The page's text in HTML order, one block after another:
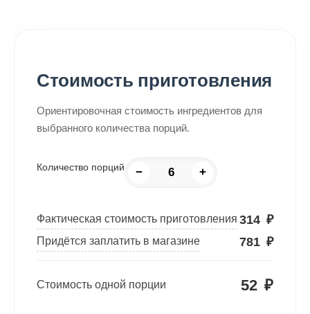
Стоимость приготовления
Ориентировочная стоимость ингредиентов для
выбранного количества порций.
Количество порций − +
Фактическая стоимость приготовления 314 ₽
Придётся заплатить в магазине 781 ₽
Стоимость одной порции 52 ₽